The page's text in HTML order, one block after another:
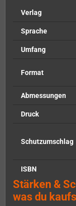
Verlag
Sprache
Umfang
Format
Abmessungen
Druck
Schutzumschlag
ISBN
Stärken &
was du